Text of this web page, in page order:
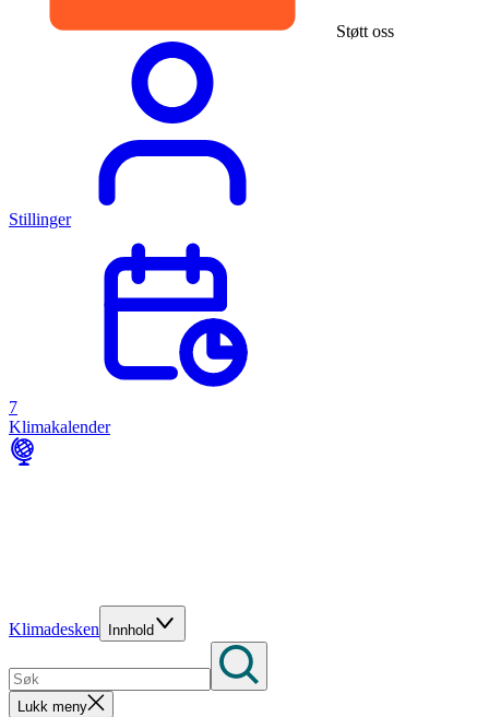
Støtt oss
Stillinger
7
Klimakalender
Klimadesken Innhold
Lukk meny